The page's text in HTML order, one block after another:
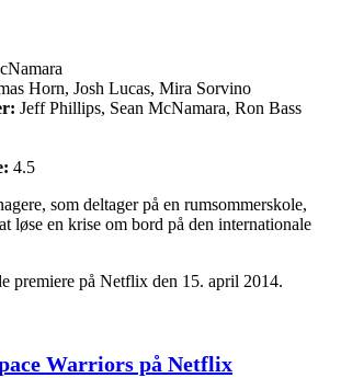
Horn, Josh Lucas, Mira Sorvino
Jeff Phillips, Sean McNamara, Ron Bass
4.5
som deltager på en rumsommerskole,
løse en krise om bord på den internationale
premiere på Netflix den 15. april 2014.
Warriors på Netflix